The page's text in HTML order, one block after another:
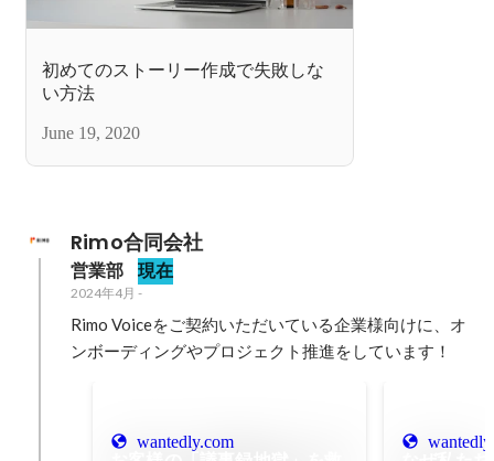
初めてのストーリー作成で失敗しな
い方法
June 19, 2020
Rimo合同会社
営業部 現在
2024年4月 -
Rimo Voiceをご契約いただいている企業様向けに、オ
ンボーディングやプロジェクト推進をしています！
wantedly.com